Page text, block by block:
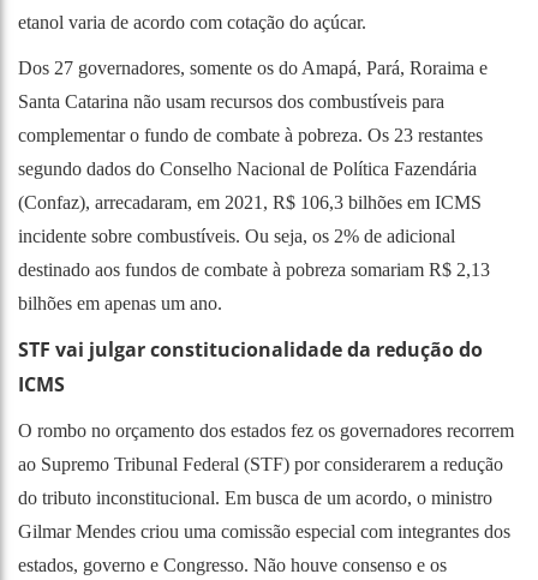
etanol varia de acordo com cotação do açúcar.
Dos 27 governadores, somente os do Amapá, Pará, Roraima e
Santa Catarina não usam recursos dos combustíveis para
complementar o fundo de combate à pobreza. Os 23 restantes
segundo dados do Conselho Nacional de Política Fazendária
(Confaz), arrecadaram, em 2021, R$ 106,3 bilhões em ICMS
incidente sobre combustíveis. Ou seja, os 2% de adicional
destinado aos fundos de combate à pobreza somariam R$ 2,13
bilhões em apenas um ano.
STF vai julgar constitucionalidade da redução do
ICMS
O rombo no orçamento dos estados fez os governadores recorrem
ao Supremo Tribunal Federal (STF) por considerarem a redução
do tributo inconstitucional. Em busca de um acordo, o ministro
Gilmar Mendes criou uma comissão especial com integrantes dos
estados, governo e Congresso. Não houve consenso e os